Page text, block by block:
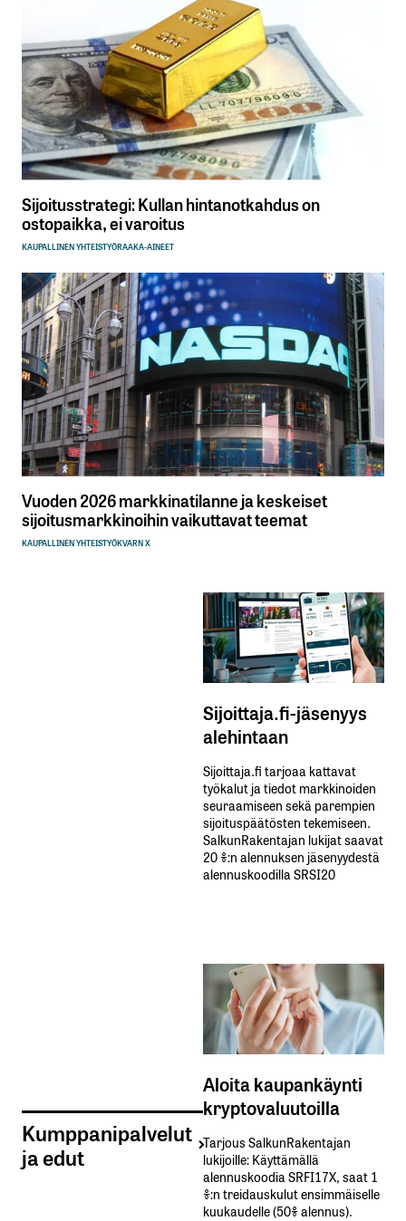
Sijoitusstrategi: Kullan hintanotkahdus on
ostopaikka, ei varoitus
KAUPALLINEN YHTEISTYÖRAAKA-AINEET
Vuoden 2026 markkinatilanne ja keskeiset
sijoitusmarkkinoihin vaikuttavat teemat
KAUPALLINEN YHTEISTYÖKVARN X
Kumppanipalvelut
ja edut
Sijoittaja.fi-jäsenyys
alehintaan
Sijoittaja.fi tarjoaa kattavat
työkalut ja tiedot markkinoiden
seuraamiseen sekä parempien
sijoituspäätösten tekemiseen.
SalkunRakentajan lukijat saavat
20 %:n alennuksen jäsenyydestä
alennuskoodilla SRSI20
Aloita kaupankäynti
kryptovaluutoilla
Tarjous SalkunRakentajan
lukijoille: Käyttämällä​ ​
alennuskoodia​ ​SRFI17X,​ ​saat​ ​1
%:n treidauskulut​ ​ensimmäiselle​ ​
kuukaudelle​ ​(50%​ ​alennus).